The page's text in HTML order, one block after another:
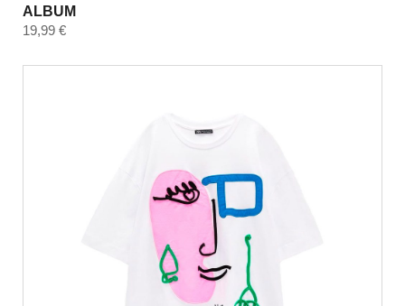
ALBUM
19,99 €